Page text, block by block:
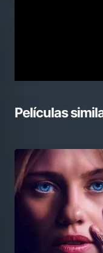
Películas